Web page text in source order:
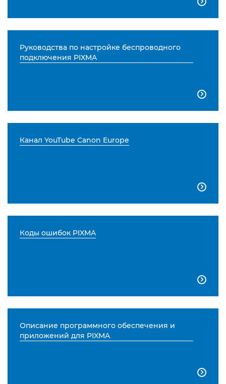

Руководства по настройке беспроводного
подключения PIXMA

Канал YouTube Canon Europe

Коды ошибок PIXMA

Описание программного обеспечения и
приложений для PIXMA
